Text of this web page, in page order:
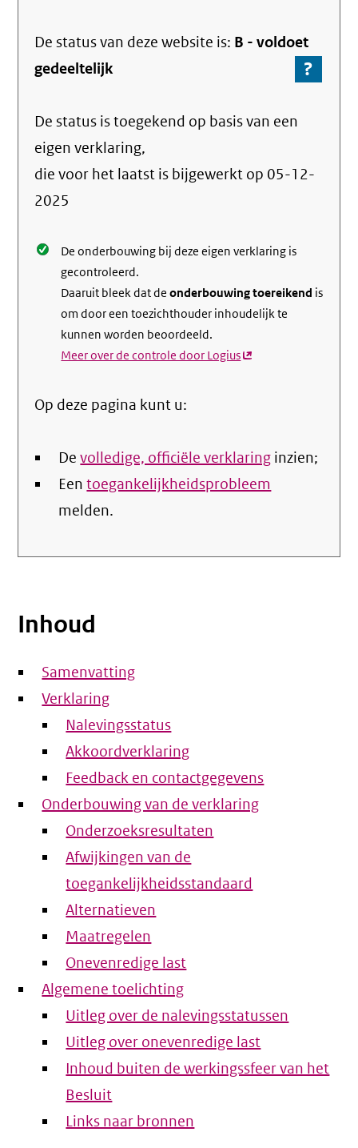
De status van dezewebsite is: B -voldoet
gedeeltelijk
?
Ga
over
De status is toegekend op basis van een
eigen verklaring,
die voor het laatst is bijgewerkt op 05-12-
2025
De onderbouwing bij deze eigen verklaring is
gecontroleerd.
Daaruit bleek dat deonderbouwing toereikend is
om door een toezichthouder inhoudelijk te
kunnen worden beoordeeld.
Meer over de controle door Logius(externe
Op deze pagina kunt u:
Devolledige, officiële verklaring inzien;
Eentoegankelijkheidsprobleem
melden.
Inhoud
Samenvatting
Verklaring
Nalevingsstatus
Akkoordverklaring
Feedback en contactgegevens
Onderbouwing van de verklaring
Onderzoeksresultaten
Afwijkingen van de
toegankelijkheidsstandaard
Alternatieven
Maatregelen
Onevenredige last
Algemene toelichting
Uitleg over de nalevingsstatussen
Uitleg over onevenredige last
Inhoud buiten de werkingssfeer van het
Besluit
Links naar bronnen